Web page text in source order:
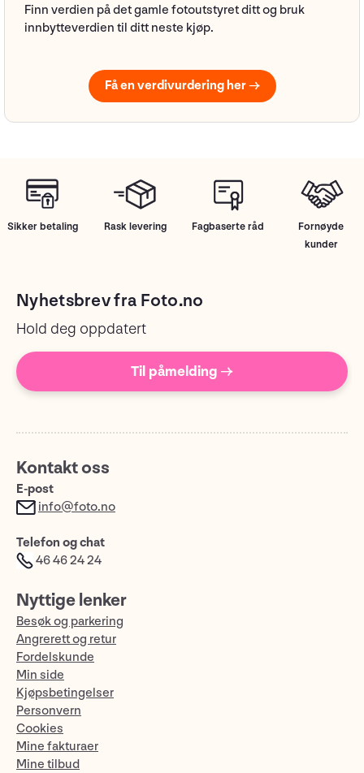
Finn verdien på det gamle fotoutstyret ditt og bruk
innbytteverdien til ditt neste kjøp.
Få en verdivurdering her →
Sikker betaling Rask levering Fagbaserte råd
Fornøyde
kunder
Nyhetsbrev fra Foto.no
Hold deg oppdatert
Til påmelding →
Kontakt oss
E-post
info@foto.no
Telefon og chat
46 46 24 24
Nyttige lenker
Besøk og parkering
Angrerett og retur
Fordelskunde
Min side
Kjøpsbetingelser
Personvern
Cookies
Mine fakturaer
Mine tilbud